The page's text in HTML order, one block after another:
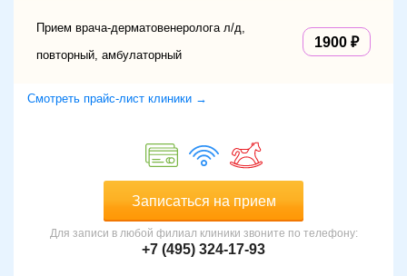
Прием врача-дерматовенеролога л/д,
повторный, амбулаторный
1900
Смотреть прайс-лист клиники →
Записаться на прием
Для записи в любой филиал клиники звоните по телефону:
+7 (495) 324-17-93